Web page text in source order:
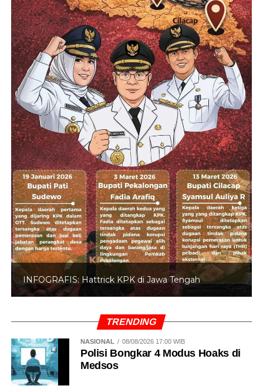
UP NEXT
Deddy Sitorus Jokowi Sudah Dipecat dari PDIP
DON'T MISS
Guntur Romli: Jokowi Dipecat Bersama Gibran
dan Bobby dari PDIP
INFOGRAFIS: Hattrick KPK di Jawa Tengah
TRENDING
NASIONAL 08/08/2026 17:00 WIB
Polisi Bongkar 4 Modus Hoaks di
Medsos